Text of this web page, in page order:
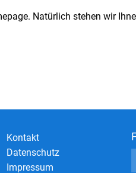
Natürlich stehen wir
Kontakt
Datenschutz
Impressum